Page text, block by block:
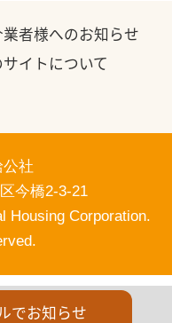
でお知らせ
者様へのお知らせ
サイトについて
公社
区今橋2-3-21
Housing Corporation.